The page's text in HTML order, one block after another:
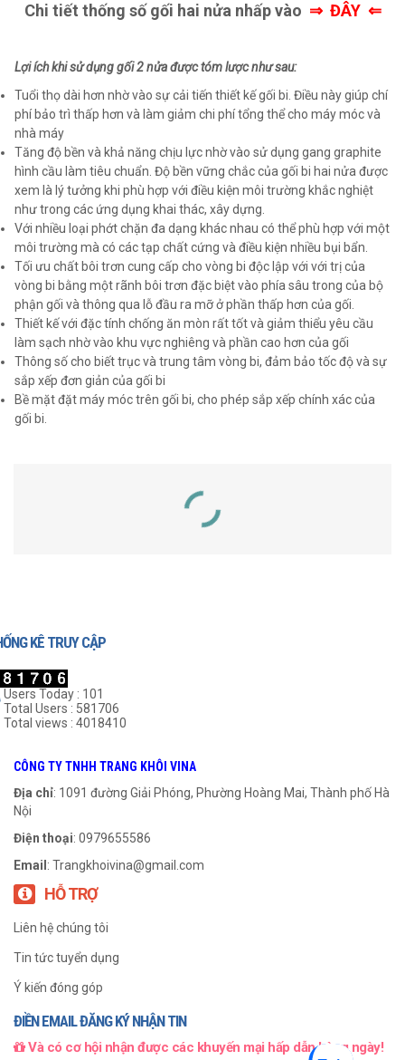
Chi tiết thống số gối hai nửa nhấp vào ⇒ ĐÂY ⇐
Lợi ích khi sử dụng gối 2 nửa được tóm lược như sau:
Tuổi thọ dài hơn nhờ vào sự cải tiến thiết kế gối bi. Điều này giúp chí
phí bảo trì thấp hơn và làm giảm chi phí tổng thể cho máy móc và
nhà máy
Tăng độ bền và khả năng chịu lực nhờ vào sử dụng gang graphite
hình cầu làm tiêu chuẩn. Độ bền vững chắc của gối bi hai nửa được
xem là lý tưởng khi phù hợp với điều kiện môi trường khắc nghiệt
như trong các ứng dụng khai thác, xây dựng.
Với nhiều loại phớt chặn đa dạng khác nhau có thể phù hợp với một
môi trường mà có các tạp chất cứng và điều kiện nhiều bụi bẩn.
Tối ưu chất bôi trơn cung cấp cho vòng bi độc lập với với trị của
vòng bi bằng một rãnh bôi trơn đặc biệt vào phía sâu trong của bộ
phận gối và thông qua lỗ đầu ra mỡ ở phần thấp hơn của gối.
Thiết kế với đặc tính chống ăn mòn rất tốt và giảm thiểu yêu cầu
làm sạch nhờ vào khu vực nghiêng và phần cao hơn của gối
Thông số cho biết trục và trung tâm vòng bi, đảm bảo tốc độ và sự
sắp xếp đơn giản của gối bi
Bề mặt đặt máy móc trên gối bi, cho phép sắp xếp chính xác của
gối bi.
Gối Bi Hai Nửa-607
999₫ 999 ₫
KÊ TRUY CẬP
Users Today : 101
Total Users : 581706
Total views : 4018410
CÔNG TY TNHH TRANG KHÔI VINA
Địa chỉ: 1091 đường Giải Phóng, Phường Hoàng Mai, Thành phố Hà
Nội
Điện thoại: 0979655586
Email : Trangkhoivina@gmail.com
HỖ TRỢ
Liên hệ chúng tôi
Tin tức tuyển dụng
Ý kiến đóng góp
ĐIỀN EMAIL ĐĂNG KÝ NHẬN TIN
Và có cơ hội nhận được các khuyến mại hấp dẫn hàng ngày!